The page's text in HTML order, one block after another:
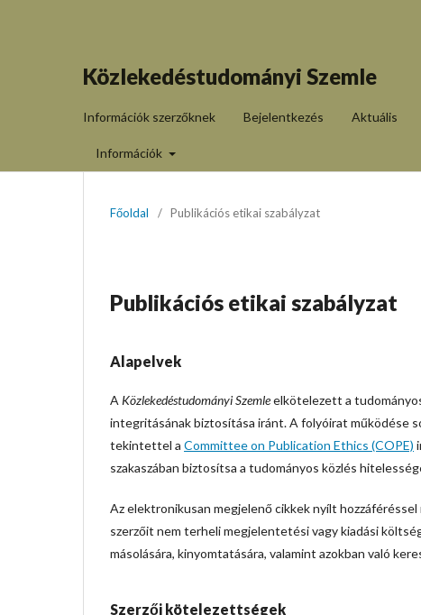
Közlekedéstudományi Szemle
Információk szerzőknek Bejelentkezés Aktuális
Információk
Főoldal / Publikációs etikai szabályzat
Publikációs etikai szabályzat
Alapelvek
A Közlekedéstudományi Szemleelkötelezett a
integritásának biztosítása iránt. A folyóirat működése
tekintettel a Committee on Publication Ethics (COPE)
szakaszában biztosítsa a tudományos közlés
Az elektronikusan megjelenő cikkek nyílt
szerzőit nem terheli megjelentetési vagy kiadási
másolására, kinyomtatására, valamint azokban való
Szerzői kötelezettségek